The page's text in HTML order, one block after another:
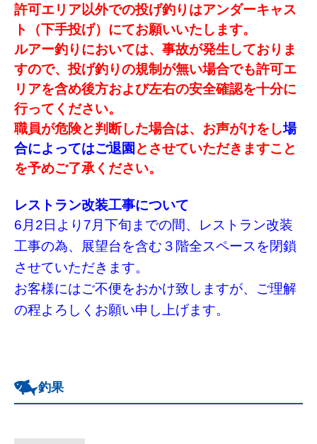
許可エリア以外での投げ釣りはアンダーキャス
ト（下手投げ）にてお願いいたします。
ルアー釣りにおいては、事故が発生しておりま
すので、投げ釣りの規制が無い場合でも許可エ
リアを含め後方および左右の安全確認を十分に
行ってください。
職員が危険と判断した場合は、お声がけをし場
合によってはご退園とさせていただきますこと
を予めご了承ください。
レストラン改装工事について
6月2日より7月下旬までの間、レストラン改装
工事の為、 展望台を含む３階全スペースを閉鎖
させていただきます。
お客様にはご不便をおかけ致しますが、ご理解
の程よろしくお願い申し上げます。
釣果